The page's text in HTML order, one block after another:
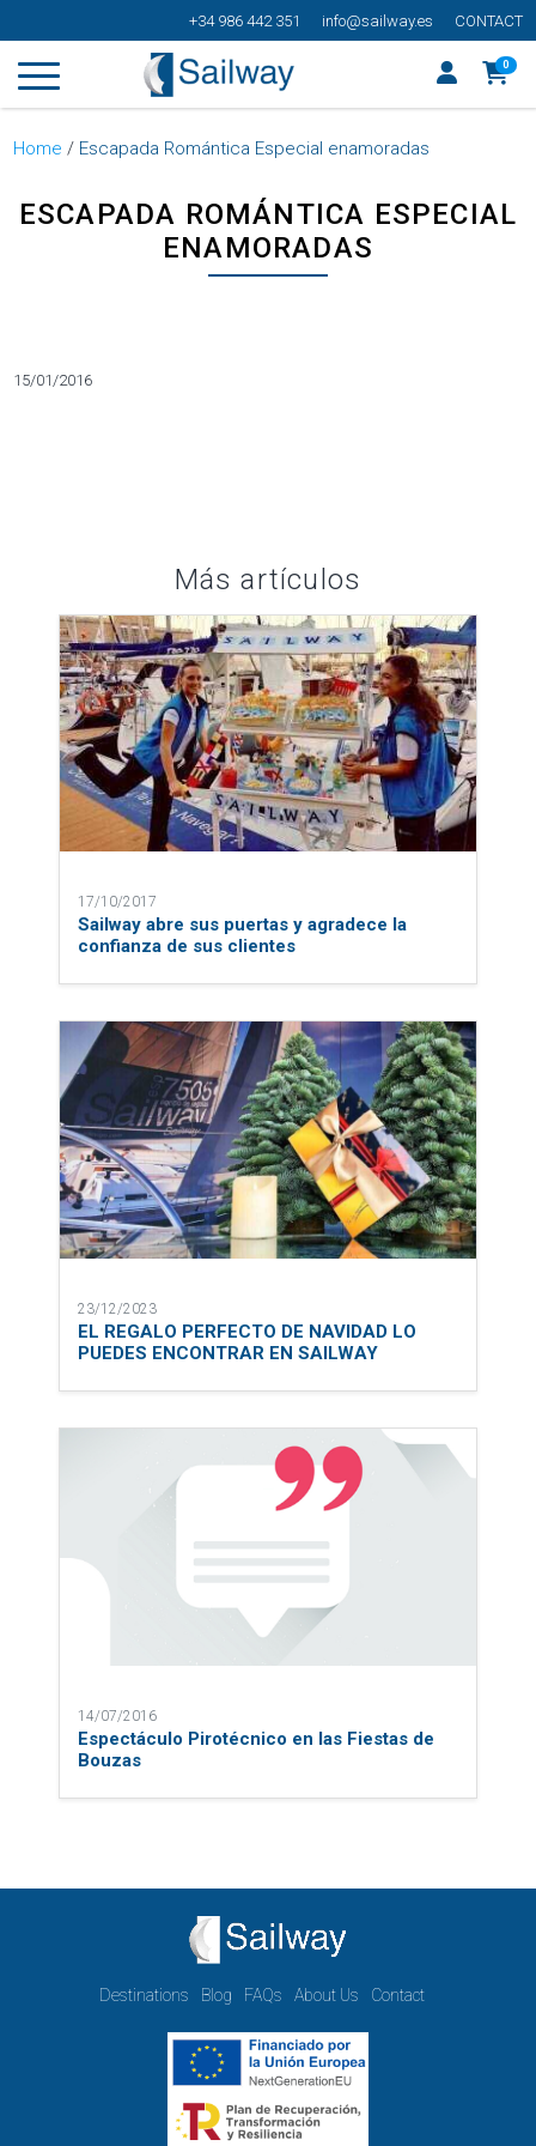
+34 986 442 351 info@sailway.es CONTACT
0
Home / Escapada Romántica Especial enamoradas
ESCAPADA ROMÁNTICA ESPECIAL
ENAMORADAS
Categorías
15/01/2016
Más artículos
17/10/2017
Sailway abre sus puertas y agradece la
confianza de sus clientes
23/12/2023
EL REGALO PERFECTO DE NAVIDAD LO
PUEDES ENCONTRAR EN SAILWAY
14/07/2016
Espectáculo Pirotécnico en las Fiestas de
Bouzas
Destinations Blog FAQs About Us Contact